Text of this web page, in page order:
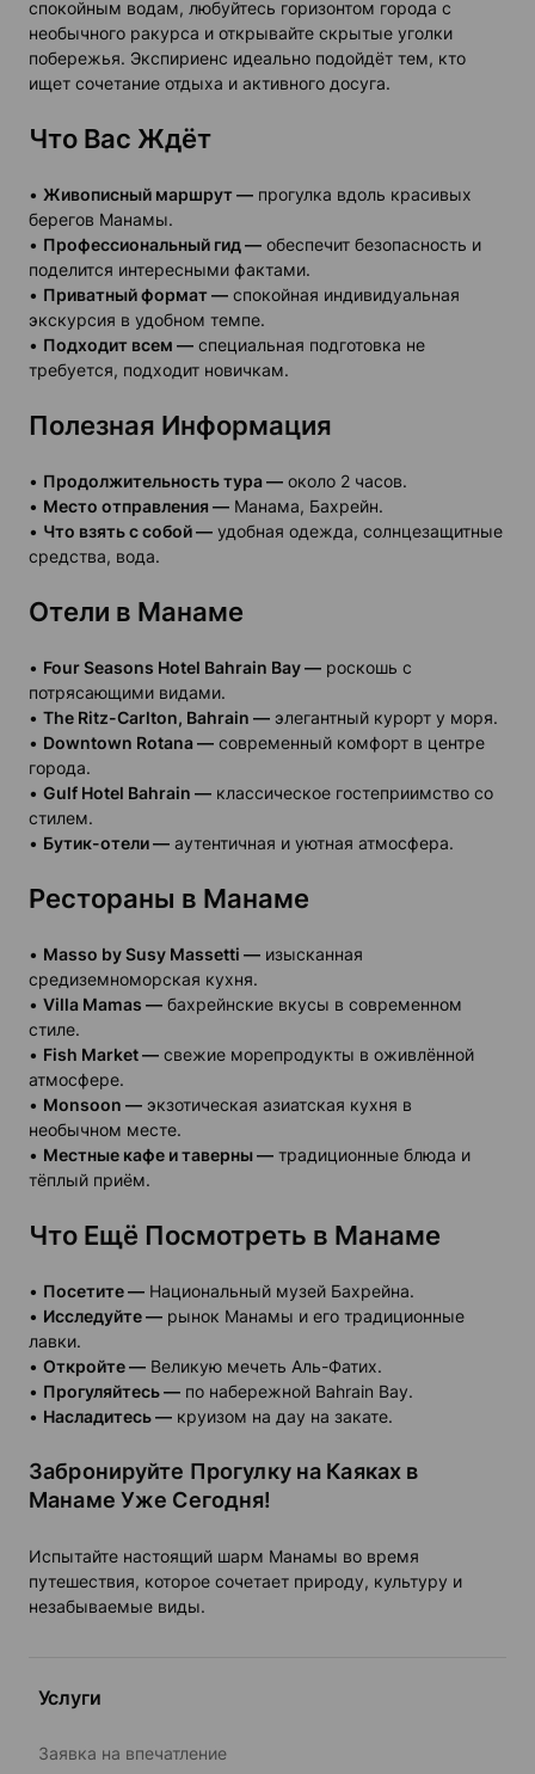
спокойным водам, любуйтесь горизонтом города с
необычного ракурса и открывайте скрытые уголки
побережья. Экспириенс идеально подойдёт тем, кто
ищет сочетание отдыха и активного досуга.
Что Вас Ждёт
• Живописный маршрут — прогулка вдоль красивых
берегов Манамы.
• Профессиональный гид — обеспечит безопасность и
поделится интересными фактами.
• Приватный формат — спокойная индивидуальная
экскурсия в удобном темпе.
• Подходит всем — специальная подготовка не
требуется, подходит новичкам.
Полезная Информация
• Продолжительность тура — около 2 часов.
• Место отправления — Манама, Бахрейн.
• Что взять с собой — удобная одежда, солнцезащитные
средства, вода.
Отели в Манаме
• Four Seasons Hotel Bahrain Bay — роскошь с
потрясающими видами.
• The Ritz-Carlton, Bahrain — элегантный курорт у моря.
• Downtown Rotana — современный комфорт в центре
города.
• Gulf Hotel Bahrain — классическое гостеприимство со
стилем.
• Бутик-отели — аутентичная и уютная атмосфера.
Рестораны в Манаме
• Masso by Susy Massetti — изысканная
средиземноморская кухня.
• Villa Mamas — бахрейнские вкусы в современном
стиле.
• Fish Market — свежие морепродукты в оживлённой
атмосфере.
• Monsoon — экзотическая азиатская кухня в
необычном месте.
• Местные кафе и таверны — традиционные блюда и
тёплый приём.
Что Ещё Посмотреть в Манаме
• Посетите — Национальный музей Бахрейна.
• Исследуйте — рынок Манамы и его традиционные
лавки.
• Откройте — Великую мечеть Аль-Фатих.
• Прогуляйтесь — по набережной Bahrain Bay.
• Насладитесь — круизом на дау на закате.
Забронируйте Прогулку на Каяках в
Манаме Уже Сегодня!
Испытайте настоящий шарм Манамы во время
путешествия, которое сочетает природу, культуру и
незабываемые виды.
Услуги
Заявка на впечатление